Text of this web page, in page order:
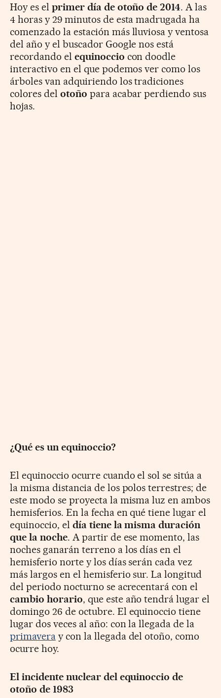
Hoy es el primer día de otoño de 2014. A las
4 horas y 29 minutos de esta madrugada ha
comenzado la estación más lluviosa y ventosa
del año y el buscador Google nos está
recordando el equinoccio con doodle
interactivo en el que podemos ver como los
árboles van adquiriendo los tradiciones
colores del otoño para acabar perdiendo sus
hojas.
¿Qué es un equinoccio?
El equinoccio ocurre cuando el sol se sitúa a
la misma distancia de los polos terrestres; de
este modo se proyecta la misma luz en ambos
hemisferios. En la fecha en qué tiene lugar el
equinoccio, el día tiene la misma duración
que la noche. A partir de ese momento, las
noches ganarán terreno a los días en el
hemisferio norte y los días serán cada vez
más largos en el hemisferio sur. La longitud
del periodo nocturno se acrecentará con el
cambio horario, que este año tendrá lugar el
domingo 26 de octubre. El equinoccio tiene
lugar dos veces al año: con la llegada de la
primaveray con la llegada del otoño, como
ocurre hoy.
El incidente nuclear del equinoccio de
otoño de 1983